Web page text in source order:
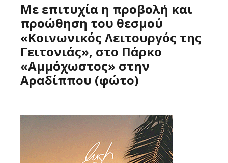
Mε επιτυχία η προβολή και
προώθηση του θεσμού
«Κοινωνικός Λειτουργός της
Γειτονιάς», στο Πάρκο
«Αμμόχωστος» στην
Αραδίππου (φώτο)